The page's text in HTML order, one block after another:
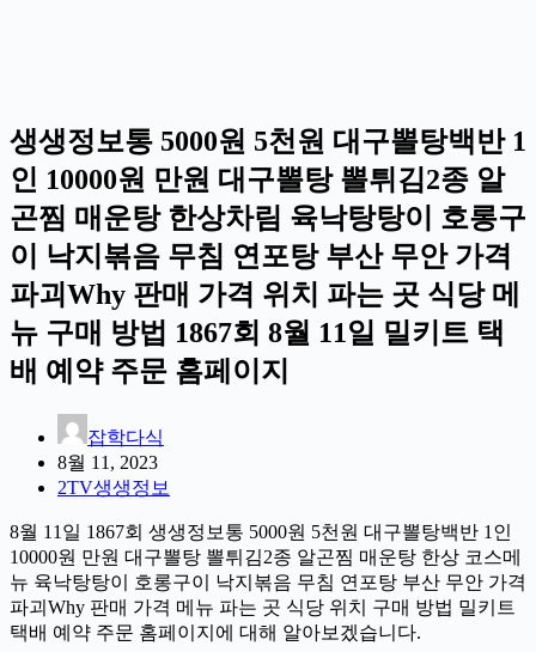
생생정보통 5000원 5천원 대구뽈탕백반 1
인 10000원 만원 대구뽈탕 뽈튀김2종 알
곤찜 매운탕 한상차림 육낙탕탕이 호롱구
이 낙지볶음 무침 연포탕 부산 무안 가격
파괴Why 판매 가격 위치 파는 곳 식당 메
뉴 구매 방법 1867회 8월 11일 밀키트 택
배 예약 주문 홈페이지
잡학다식
8월 11, 2023
2TV생생정보
8월 11일 1867회 생생정보통 5000원 5천원 대구뽈탕백반 1인
10000원 만원 대구뽈탕 뽈튀김2종 알곤찜 매운탕 한상 코스메
뉴 육낙탕탕이 호롱구이 낙지볶음 무침 연포탕 부산 무안 가격
파괴Why 판매 가격 메뉴 파는 곳 식당 위치 구매 방법 밀키트
택배 예약 주문 홈페이지에 대해 알아보겠습니다.